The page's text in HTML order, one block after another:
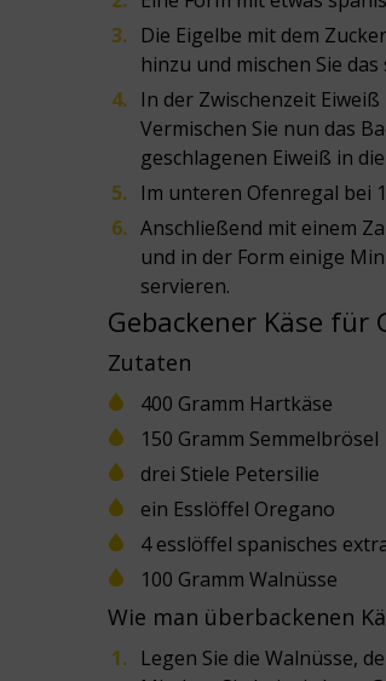
Die Eigelbe mit dem
hinzu und mischen Sie
In der Zwischenzeit
Vermischen Sie nun das
geschlagenen Eiweiß in
Im unteren Ofenregal bei
Anschließend mit einem
und in der Form einige
servieren.
Gebackener Käse für
Zutaten
400 Gramm Hartkäse
150 Gramm Semmelbrösel
drei Stiele Petersilie
ein Esslöffel Oregano
4 esslöffel spanisches
100 Gramm Walnüsse
Wie man überbackenen
Legen Sie die Walnüsse,